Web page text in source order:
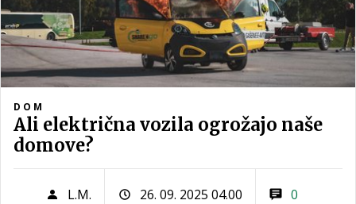
DOM
Ali električna vozila ogrožajo naše
domove?
L.M. 26. 09. 2025 04.00 0